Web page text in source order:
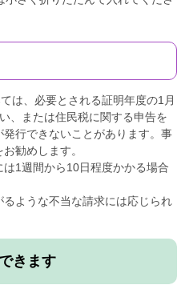
は、必要とされる証明年度の1月
、または住民税に関する申告を
行できないことがあります。事
勧めします。
1週間から10日程度かかる場合
ような不当な請求には応じられ
きます